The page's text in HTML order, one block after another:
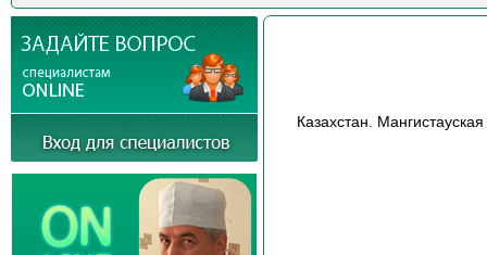
Казахстан.